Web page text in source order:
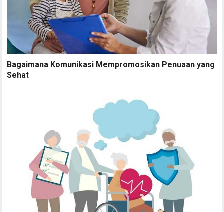
Bagaimana Komunikasi Mempromosikan Penuaan yang
Sehat